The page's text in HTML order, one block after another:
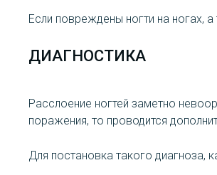
Если повреждены ногти на ногах,
ДИАГНОСТИКА
Расслоение ногтей заметно
поражения, то проводится
Для постановка такого диагноза,